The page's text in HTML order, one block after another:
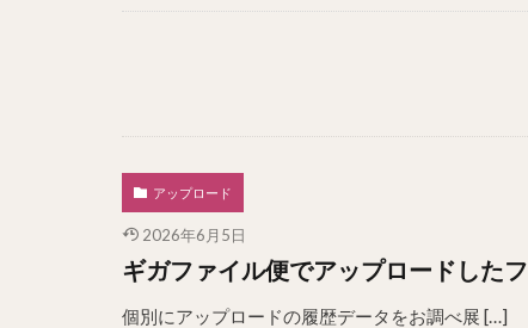
アップロード
2026年6月5日
ギガファイル便でアップロードした
個別にアップロードの履歴データをお調べ展 […]